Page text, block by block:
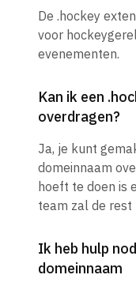
De .hockey
voor
evenementen.
Kan ik een
overdragen?
Ja, je kunt
domeinnaam
hoeft te doen is
team zal de rest
Ik heb hulp
domeinnaam